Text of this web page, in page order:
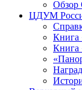
ЦДУМ
Книга
Книга